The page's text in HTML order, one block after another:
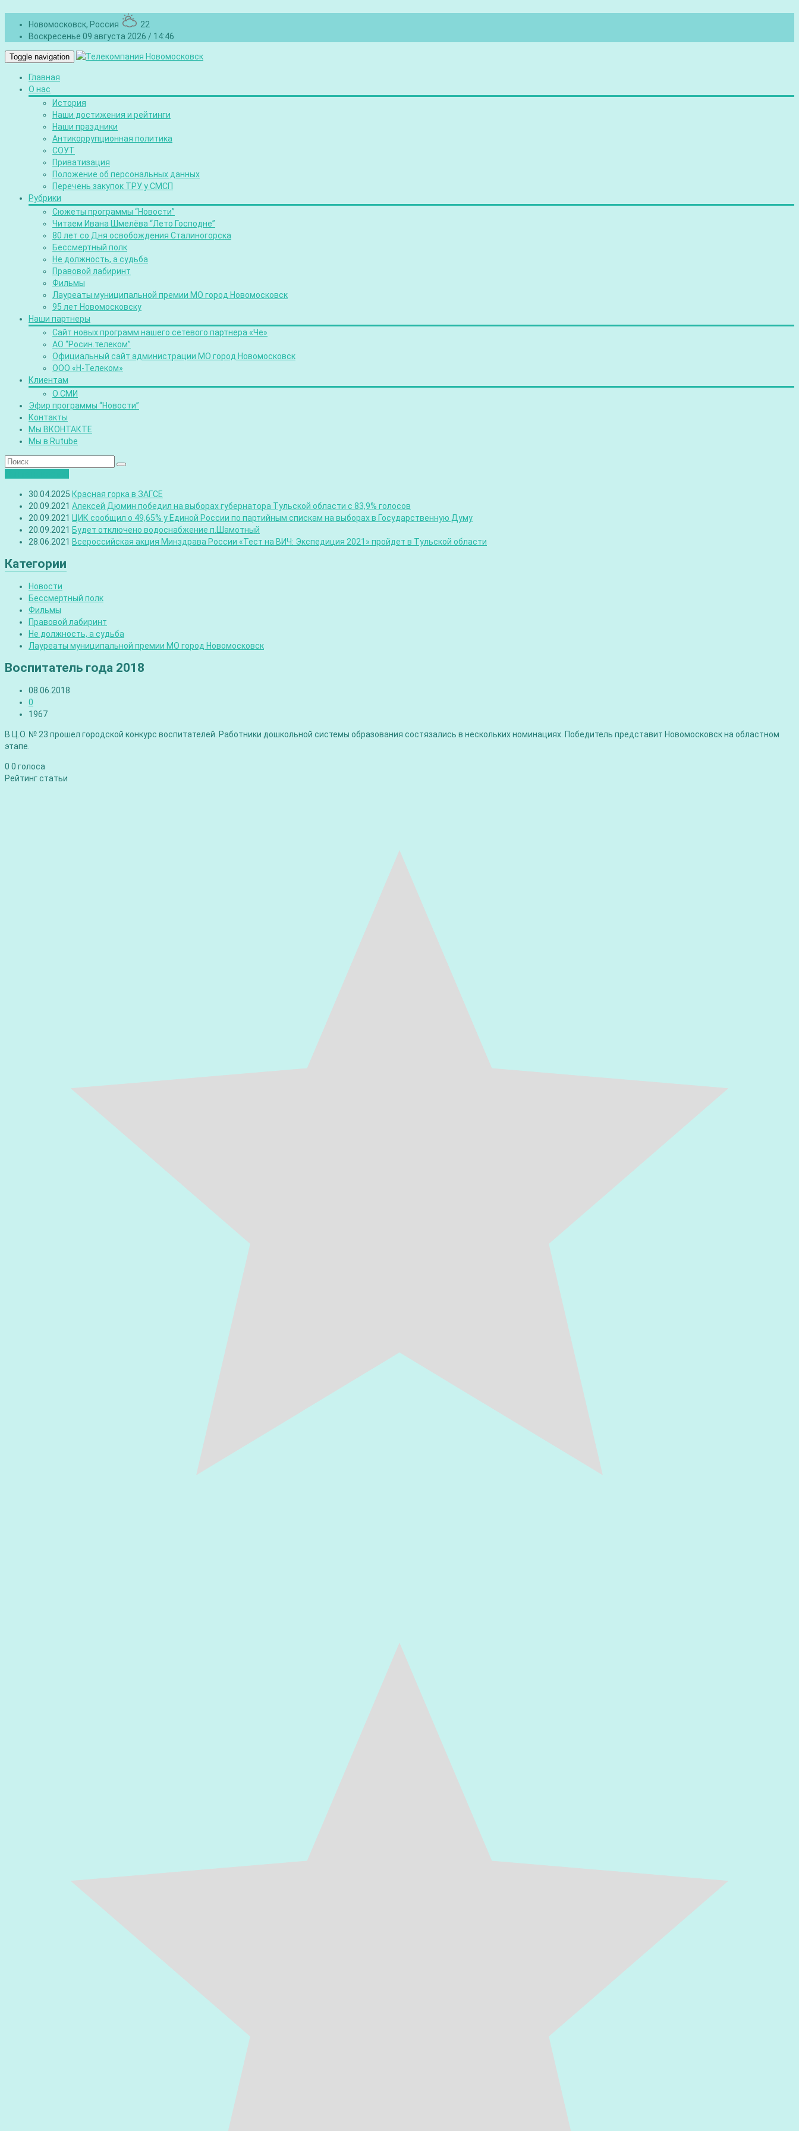
Новомосковск, Россия
22
Воскресенье 09 августа 2026 / 14:46
Toggle navigation
Главная
О нас
История
Наши достижения и рейтинги
Наши праздники
Антикоррупционная политика
СОУТ
Приватизация
Положение об персональных данных
Перечень закупок ТРУ у СМСП
Рубрики
Сюжеты программы “Новости”
Читаем Ивана Шмелёва “Лето Господне”
80 лет со Дня освобождения Сталиногорска
Бессмертный полк
Не должность, а судьба
Правовой лабиринт
Фильмы
Лауреаты муниципальной премии МО город Новомосковск
95 лет Новомосковску
Наши партнеры
Сайт новых программ нашего сетевого партнера «Че»
АО “Росин.телеком”
Официальный сайт администрации МО город Новомосковск
ООО «Н-Телеком»
Клиентам
О СМИ
Эфир программы “Новости”
Контакты
Мы ВКОНТАКТЕ
Мы в Rutube
30.04.2025 Красная горка в ЗАГСЕ
20.09.2021 Алексей Дюмин победил на выборах губернатора Тульской области с 83,9% голосов
20.09.2021 ЦИК сообщил о 49,65% у Единой России по партийным спискам на выборах в Государственную Думу
20.09.2021 Будет отключено водоснабжение п.Шамотный
28.06.2021 Всероссийская акция Минздрава России «Тест на ВИЧ: Экспедиция 2021» пройдет в Тульской области
Категории
Новости
Бессмертный полк
Фильмы
Правовой лабиринт
Не должность, а судьба
Лауреаты муниципальной премии МО город Новомосковск
Воспитатель года 2018
08.06.2018
0
1967
В Ц.О. № 23 прошел городской конкурс воспитателей. Работники дошкольной системы образования состязались в нескольких номинациях. Победитель представит Новомосковск на областном
этапе.
0 0 голоса
Рейтинг статьи